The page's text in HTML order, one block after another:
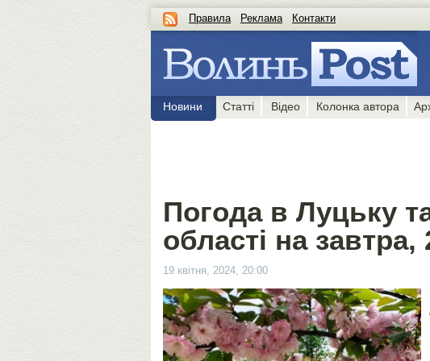
Правила Реклама Контакти
Новини Статті Відео Колонка автора
Погода в Луцьку
області на завтра,
19 квітня, 2024, 20:00